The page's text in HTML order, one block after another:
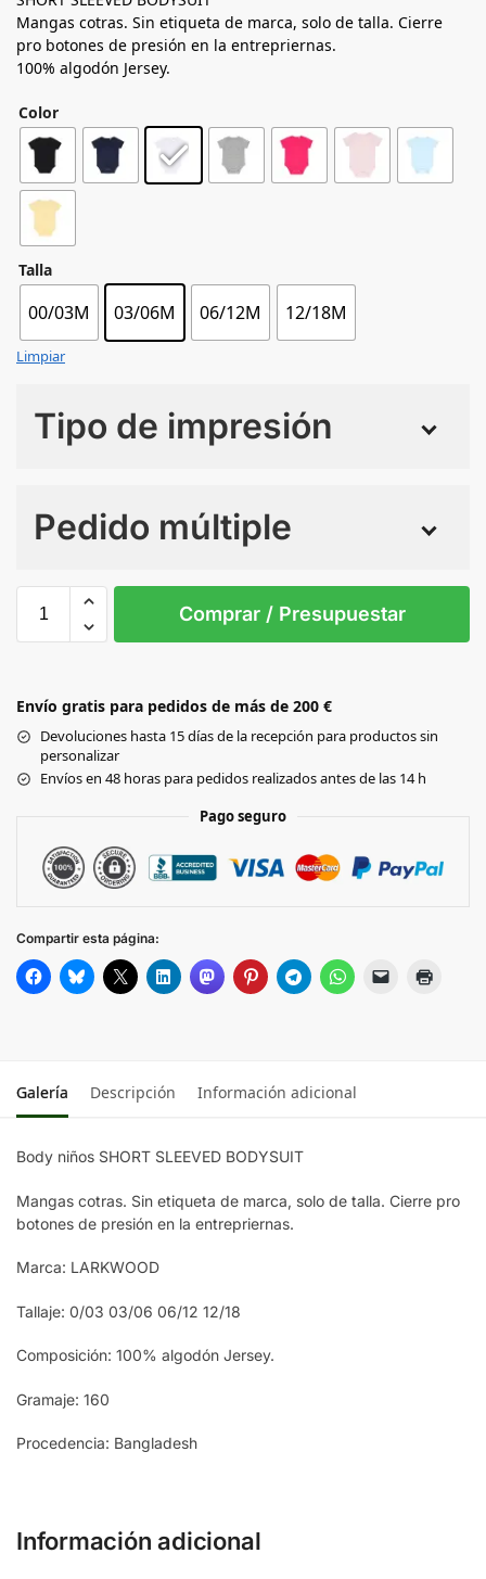
Mangas cotras. Sin etiqueta de marca, solo de talla. Cierre
pro botones de presión en la entrepriernas.
100% algodón Jersey.
Color
Talla
00/03M 03/06M 06/12M 12/18M
Limpiar
Tipo de impresión
Pedido múltiple
03/06M 06/12M
Black
HEATHER GREY
PALE BLUE
PALE YELLOW
Comprar / Presupuestar
Envío gratis para pedidos de más de 200 €
Devoluciones hasta 15 días de la recepción para productos sin
personalizar
Envíos en 48 horas para pedidos realizados antes de las 14 h
Pago seguro
Compartir esta página:
Galería Descripción Información adicional
Body niños SHORT SLEEVED BODYSUIT
Mangas cotras. Sin etiqueta de marca, solo de talla. Cierre pro
botones de presión en la entrepriernas.
Marca: LARKWOOD
Tallaje: 0/03 03/06 06/12 12/18
Composición: 100% algodón Jersey.
Gramaje: 160
Procedencia: Bangladesh
Información adicional